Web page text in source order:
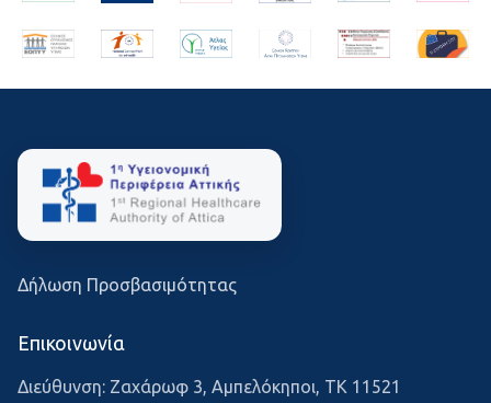
Δήλωση Προσβασιμότητας
Επικοινωνία
Διεύθυνση: Ζαχάρωφ 3, Αμπελόκηποι, ΤΚ 11521